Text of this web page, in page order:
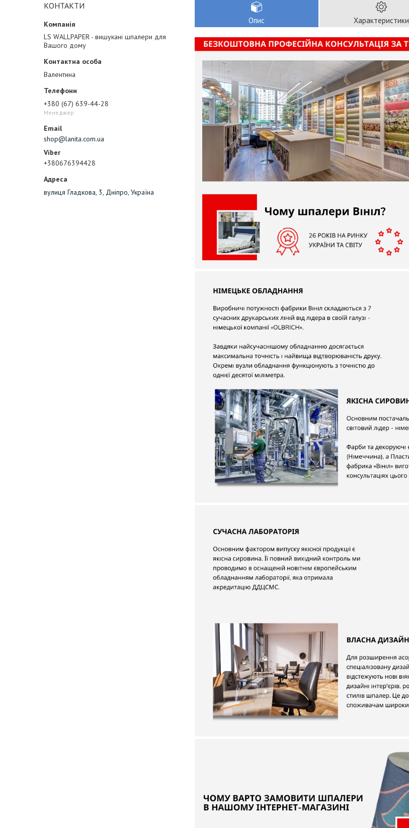
КОНТАКТИ
LS WALLPAPER - вишукані шпалери для
Вашого дому
Валентина
+380 (67) 639-44-28
Менеджер
shop@lanita.com.ua
+380676394428
вулиця Гладкова, 3, Дніпро, Україна
Опис Характеристики